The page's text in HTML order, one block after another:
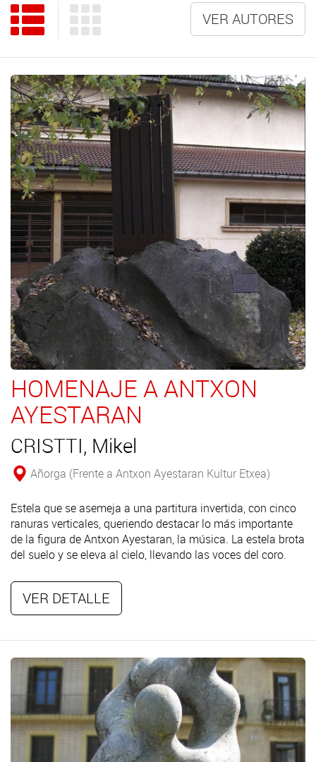
VER AUTORES
HOMENAJE A ANTXON
AYESTARAN
CRISTTI, Mikel
Añorga (Frente a Antxon Ayestaran Kultur Etxea)
Estela que se asemeja a una partitura invertida, con cinco
ranuras verticales, queriendo destacar lo más importante
de la figura de Antxon Ayestaran, la música. La estela brota
del suelo y se eleva al cielo, llevando las voces del coro.
VER DETALLE